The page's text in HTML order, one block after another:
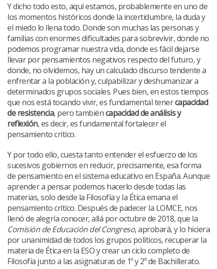
Y dicho todo esto, aquí estamos, probablemente en uno de
los momentos históricos donde la incertidumbre, la duda y
el miedo lo llena todo. Donde son muchas las personas y
familias con enormes dificultades para sobrevivir, donde no
podemos programar nuestra vida, donde es fácil dejarse
llevar por pensamientos negativos respecto del futuro, y
donde, no olvidemos, hay un calculado discurso tendente a
enfrentar a la población y, culpabilizar y deshumanizar a
determinados grupos sociales. Pues bien, en estos tiempos
que nos está tocando vivir, es fundamental tenercapacidad
de resistencia, pero tambiéncapacidad de análisis y
reflexión, es decir, es fundamental fortalecer el
pensamiento crítico.
Y por todo ello, cuesta tanto entender el esfuerzo de los
sucesivos gobiernos en reducir, precisamente, esa forma
de pensamiento en el sistema educativo en España. Aunque
aprender a pensar podemos hacerlo desde todas las
materias, solo desde la Filosofía y la Ética emana el
pensamiento crítico. Después de padecer la LOMCE, nos
llenó de alegría conocer, allá por octubre de 2018, que la
Comisión de Educación del Congreso, aprobará, y lo hiciera
por unanimidad de todos los grupos políticos, recuperar la
materia de Ética en la ESO y crear un ciclo completo de
Filosofía junto a las asignaturas de 1º y 2º de Bachillerato.